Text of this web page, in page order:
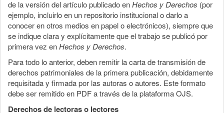
de la versión del artículo publicado enHechos y Derechos (por
ejemplo, incluirlo en un repositorio institucional o darlo a
conocer en otros medios en papel o electrónicos), siempre que
se indique clara y explícitamente que el trabajo se publicó por
primera vez enHechos y Derechos.
Para todo lo anterior, deben remitir la carta de transmisión de
derechos patrimoniales de la primera publicación, debidamente
requisitada y firmada por las autoras o autores. Este formato
debe ser remitido en PDF a través de la plataforma OJS.
Derechos de lectoras o lectores